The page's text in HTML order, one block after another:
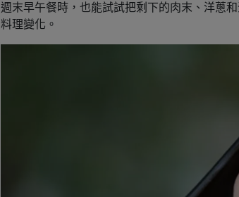
週末早午餐時，也能試試把剩下的肉末、洋蔥
料理變化。